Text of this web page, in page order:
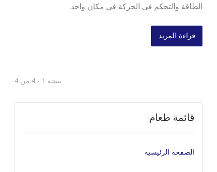
الطاقة والتحكم في الحركة في مكان واحد.
قراءة المزيد
نتيجة 1 - 4 من 4
قائمة طعام
الصفحة الرئيسية